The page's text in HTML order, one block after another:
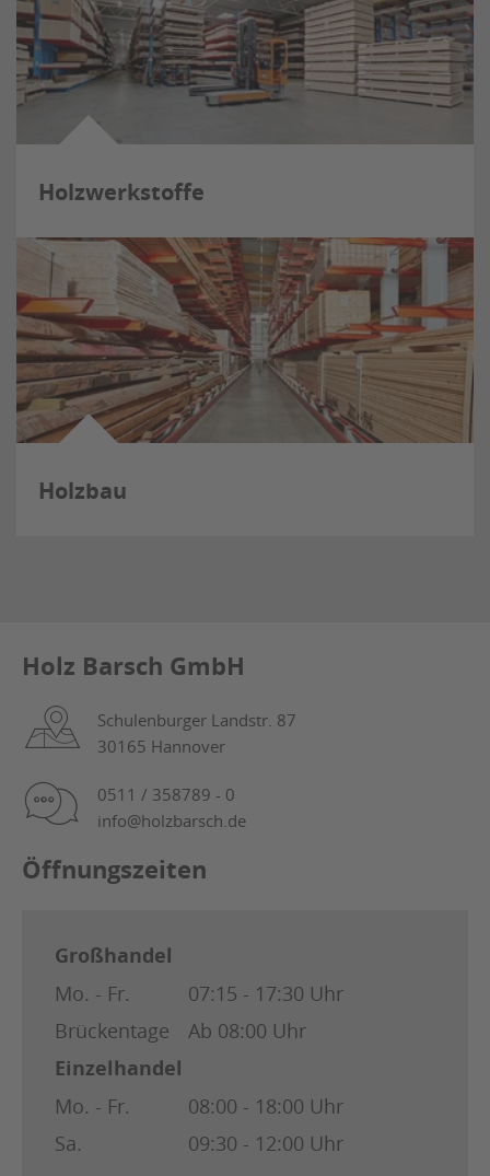
Holzwerkstoffe
Holzbau
Holz Barsch GmbH
Schulenburger Landstr. 87
30165 Hannover
0511 / 358789 - 0
info@holzbarsch.de
Öffnungszeiten
Großhandel
Mo. - Fr.
07:15 - 17:30 Uhr
Brückentage
Ab 08:00 Uhr
Einzelhandel
Mo. - Fr.
08:00 - 18:00 Uhr
Sa.
09:30 - 12:00 Uhr